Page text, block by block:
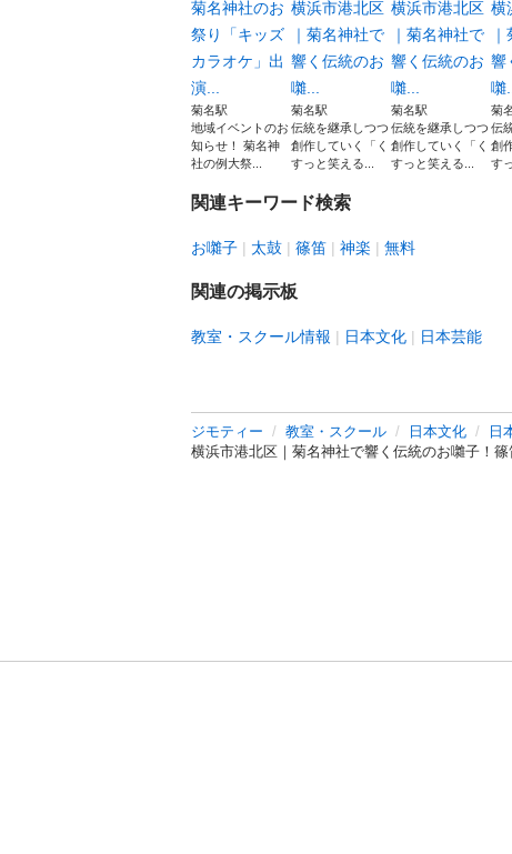
菊名神社のお
祭り「キッズ
カラオケ」出
演...
菊名駅
地域イベントのお
知らせ！ 菊名神
社の例大祭...
横浜市港北区
｜菊名神社で
響く伝統のお
囃...
菊名駅
伝統を継承しつつ
創作していく「く
すっと笑える...
横浜市港北区
｜菊名神社で
響く伝統のお
囃...
菊名駅
伝統を継承しつつ
創作していく「く
すっと笑える...
横
響
囃...
菊
伝
創
す
関連キーワード検索
お囃子 太鼓 篠笛 神楽 無料
関連の掲示板
教室・スクール情報 日本文化 日本芸能
ジモティー 教室・スクール 日本文化 日
横浜市港北区｜菊名神社で響く伝統のお囃子！